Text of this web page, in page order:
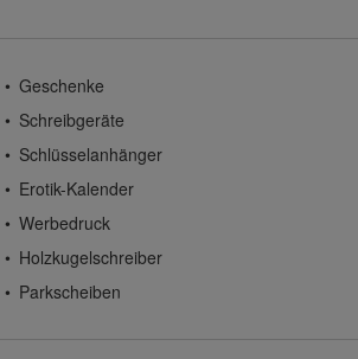
Geschenke
Schreibgeräte
Schlüsselanhänger
Erotik-Kalender
Werbedruck
Holzkugelschreiber
Parkscheiben